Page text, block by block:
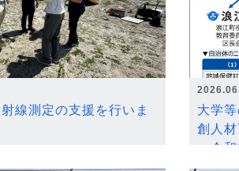
線測定の支援を行いま
大学
創人
～令